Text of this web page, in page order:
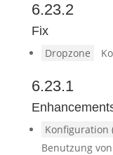
6.23.2
Fix
Dropzone
6.23.1
Konfiguration
Benutzung